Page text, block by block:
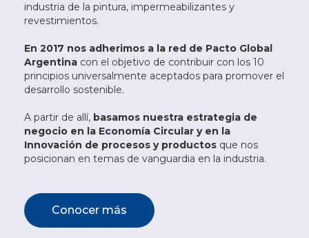
industria de la pintura, impermeabilizantes y
revestimientos.
En 2017 nos adherimos a la red de Pacto Global
Argentina con el objetivo de contribuir con los 10
principios universalmente aceptados para promover el
desarrollo sostenible.
A partir de allí, basamos nuestra estrategia de
negocio en la Economía Circular y en la
Innovación de procesos y productos que nos
posicionan en temas de vanguardia en la industria.
Conocer más